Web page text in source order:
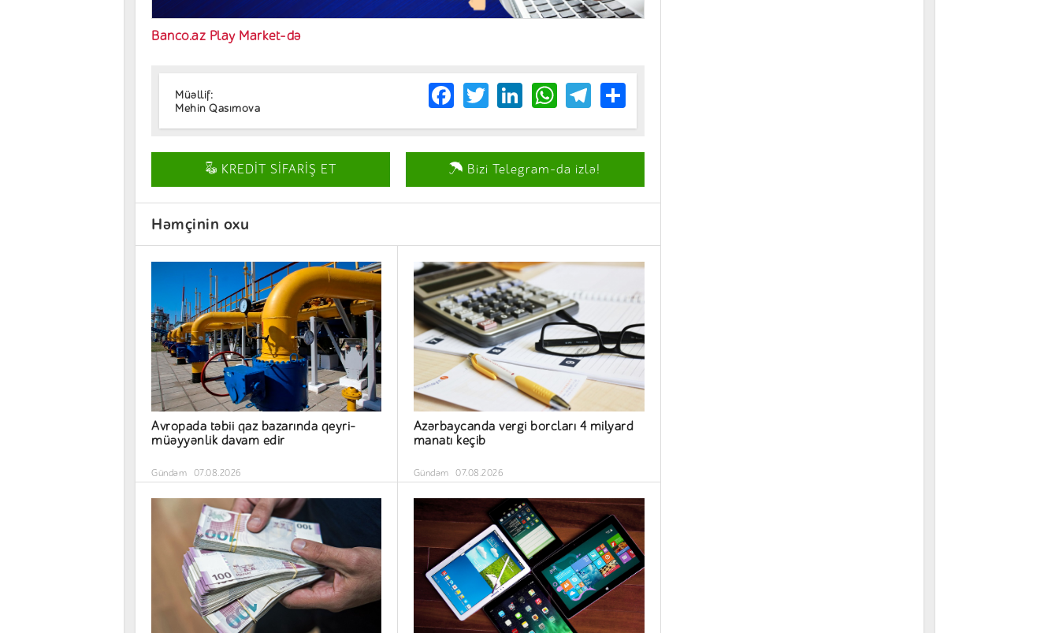
Banco.az Play Market-də
Müəllif:
Mehin Qasımova
Facebook
TwitterLinkedIn
WhatsApp
Telegram
Share
KREDİT SİFARİŞ ET Bizi Telegram-da izlə!
Həmçinin oxu
Avropada təbii qaz bazarında qeyri-
müəyyənlik davam edir
Gündəm 07.08.2026
Azərbaycanda vergi borcları 4 milyard
manatı keçib
Gündəm 07.08.2026